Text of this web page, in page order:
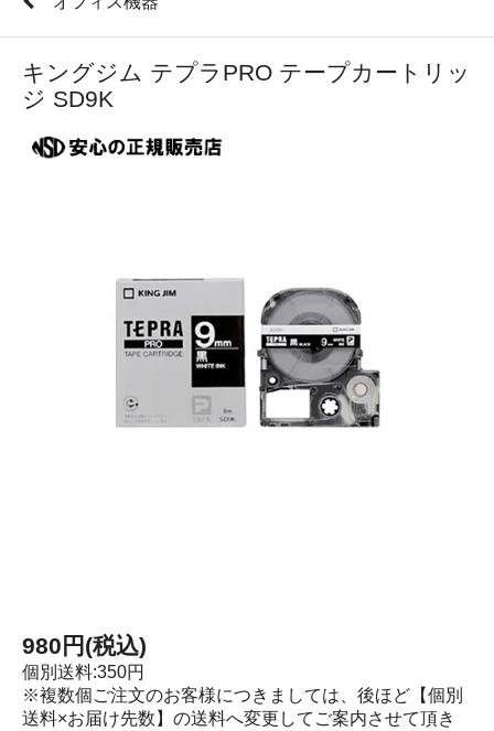
キングジム テプラPRO テープカートリッ
ジ SD9K
980円(税込)
個別送料:350円
※複数個ご注文のお客様につきましては、後ほど【個別
送料×お届け先数】の送料へ変更してご案内させて頂き